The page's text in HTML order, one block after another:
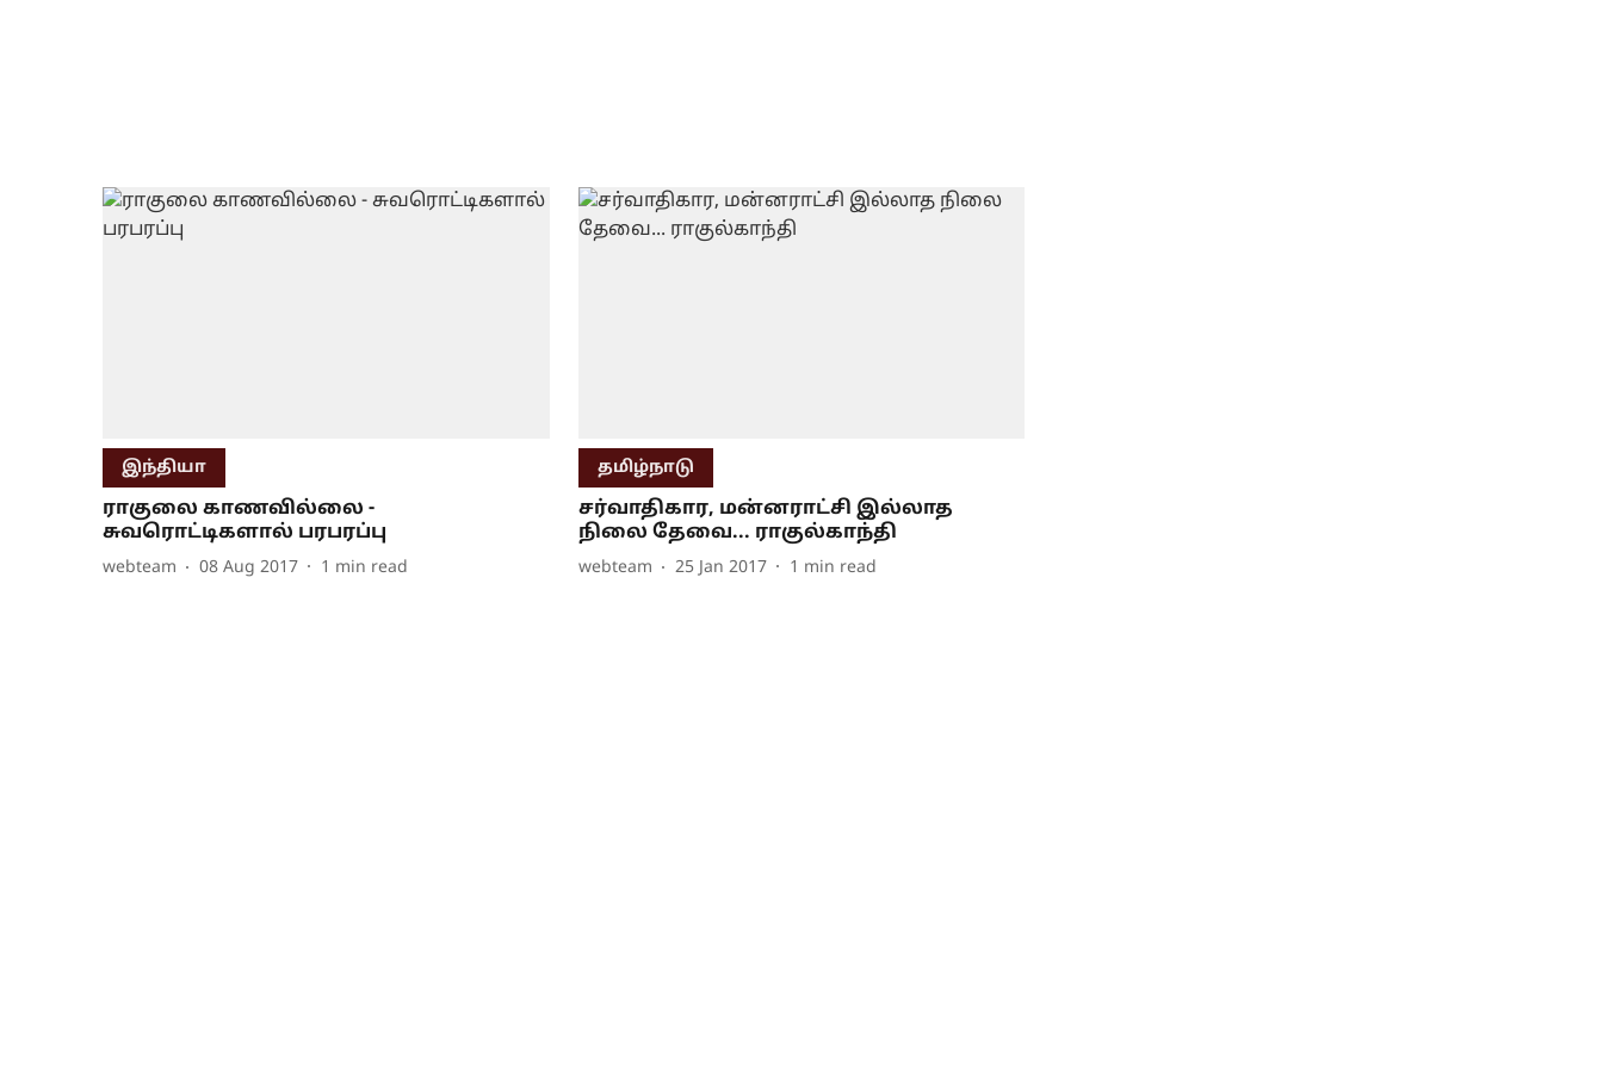
இந்தியா
ராகுலை காணவில்லை -
சுவரொட்டிகளால் பரபரப்பு
webteam 08 Aug 2017 1 min read
தமிழ்நாடு
சர்வாதிகார, மன்னராட்சி இல்லாத
நிலை தேவை... ராகுல்காந்தி
webteam 25 Jan 2017 1 min read